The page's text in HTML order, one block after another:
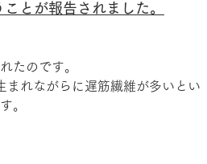
とが報告されました。
たのです。
まれながらに遅筋繊維が多いとい
。